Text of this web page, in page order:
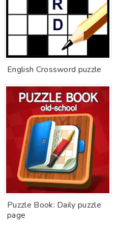
English Crossword puzzle
Puzzle Book: Daily puzzle
page